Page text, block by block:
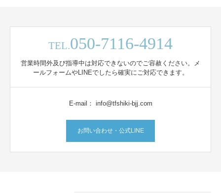
TEL.050-7116-4914
営業時間外及び指導中は対応できないのでご容赦ください。メ
ールフォームやLINEでしたら確実にご対応できます。
E-mail： info@tfshiki-bjj.com
お問い合わせ・公式LINE